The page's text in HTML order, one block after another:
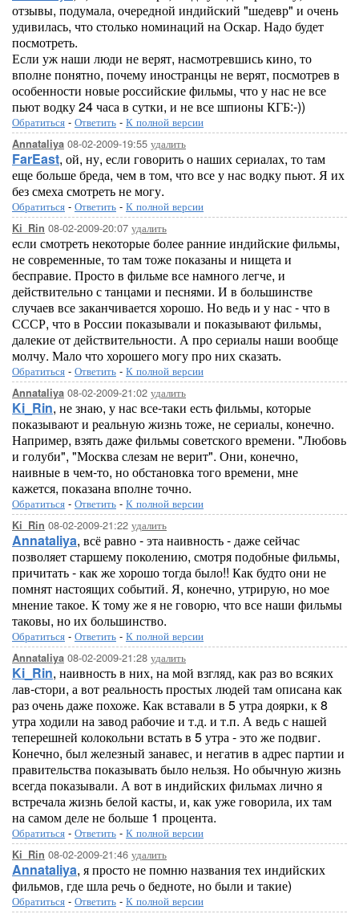
отзывы, подумала, очередной индийский "шедевр" и очень
удивилась, что столько номинаций на Оскар. Надо будет
посмотреть.
Если уж наши люди не верят, насмотревшись кино, то
вполне понятно, почему иностранцы не верят, посмотрев в
особенности новые российские фильмы, что у нас не все
пьют водку 24 часа в сутки, и не все шпионы КГБ:-))
Обратиться - Ответить - К полной версии
Annataliya 08-02-2009-19:55 удалить
FarEast, ой, ну, если говорить о наших сериалах, то там
еще больше бреда, чем в том, что все у нас водку пьют. Я их
без смеха смотреть не могу.
Обратиться - Ответить - К полной версии
Ki_Rin 08-02-2009-20:07 удалить
если смотреть некоторые более ранние индийские фильмы,
не современные, то там тоже показаны и нищета и
бесправие. Просто в фильме все намного легче, и
действительно с танцами и песнями. И в большинстве
случаев все заканчивается хорошо. Но ведь и у нас - что в
СССР, что в России показывали и показывают фильмы,
далекие от действительности. А про сериалы наши вообще
молчу. Мало что хорошего могу про них сказать.
Обратиться - Ответить - К полной версии
Annataliya 08-02-2009-21:02 удалить
Ki_Rin, не знаю, у нас все-таки есть фильмы, которые
показывают и реальную жизнь тоже, не сериалы, конечно.
Например, взять даже фильмы советского времени. "Любовь
и голуби", "Москва слезам не верит". Они, конечно,
наивные в чем-то, но обстановка того времени, мне
кажется, показана вполне точно.
Обратиться - Ответить - К полной версии
Ki_Rin 08-02-2009-21:22 удалить
Annataliya, всё равно - эта наивность - даже сейчас
позволяет старшему поколению, смотря подобные фильмы,
причитать - как же хорошо тогда было!! Как будто они не
помнят настоящих событий. Я, конечно, утрирую, но мое
мнение такое. К тому же я не говорю, что все наши фильмы
таковы, но их большинство.
Обратиться - Ответить - К полной версии
Annataliya 08-02-2009-21:28 удалить
Ki_Rin, наивность в них, на мой взгляд, как раз во всяких
лав-стори, а вот реальность простых людей там описана как
раз очень даже похоже. Как вставали в 5 утра доярки, к 8
утра ходили на завод рабочие и т.д. и т.п. А ведь с нашей
теперешней колокольни встать в 5 утра - это же подвиг.
Конечно, был железный занавес, и негатив в адрес партии и
правительства показывать было нельзя. Но обычную жизнь
всегда показывали. А вот в индийских фильмах лично я
встречала жизнь белой касты, и, как уже говорила, их там
на самом деле не больше 1 процента.
Обратиться - Ответить - К полной версии
Ki_Rin 08-02-2009-21:46 удалить
Annataliya, я просто не помню названия тех индийских
фильмов, где шла речь о бедноте, но были и такие)
Обратиться - Ответить - К полной версии